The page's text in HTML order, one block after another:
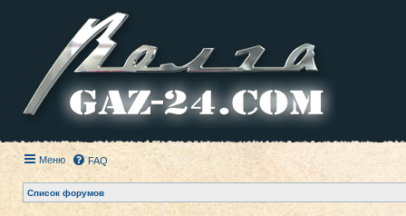
Меню FAQ
Список форумов